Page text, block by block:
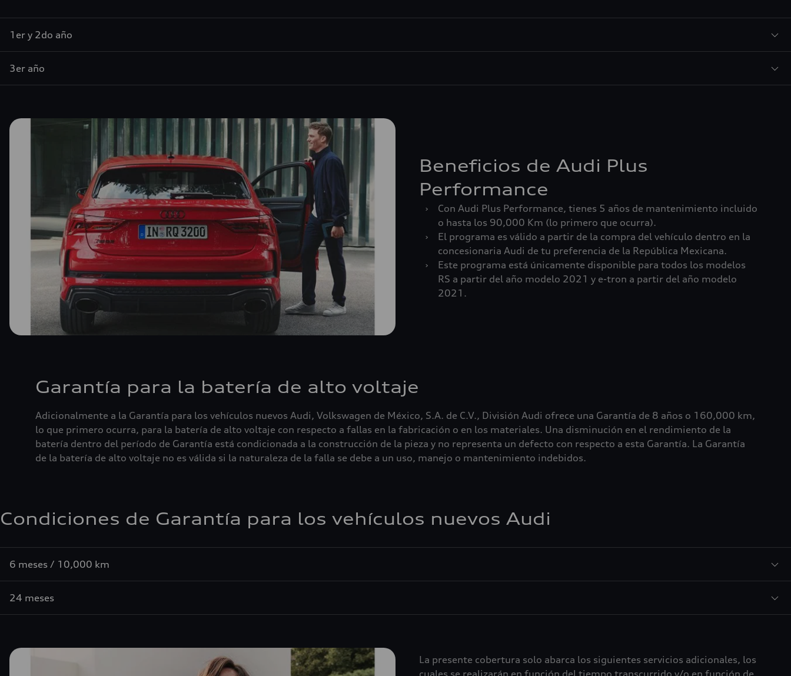
1er y 2do año
3er año
Beneficios de Audi Plus
Performance
›
Con Audi Plus Performance, tienes 5 años de mantenimiento incluido
o hasta los 90,000 Km (lo primero que ocurra).
›
El programa es válido a partir de la compra del vehículo dentro en la
concesionaria Audi de tu preferencia de la República Mexicana.
›
Este programa está únicamente disponible para todos los modelos
RS a partir del año modelo 2021 y e-tron a partir del año modelo
2021.
Garantía para la batería de alto voltaje
Adicionalmente a la Garantía para los vehículos nuevos Audi, Volkswagen de México, S.A. de C.V., División Audi ofrece una Garantía de 8 años o 160,000 km,
lo que primero ocurra, para la batería de alto voltaje con respecto a fallas en la fabricación o en los materiales. Una disminución en el rendimiento de la
batería dentro del período de Garantía está condicionada a la construcción de la pieza y no representa un defecto con respecto a esta Garantía. La Garantía
de la batería de alto voltaje no es válida si la naturaleza de la falla se debe a un uso, manejo o mantenimiento indebidos.
Condiciones de Garantía para los vehículos nuevos Audi
6 meses / 10,000 km
24 meses
La presente cobertura solo abarca los siguientes servicios adicionales, los
cuales se realizarán en función del tiempo transcurrido y/o en función de